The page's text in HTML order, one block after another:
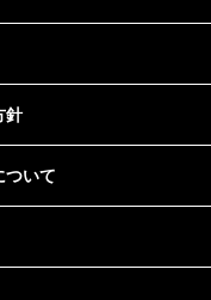
針
ついて